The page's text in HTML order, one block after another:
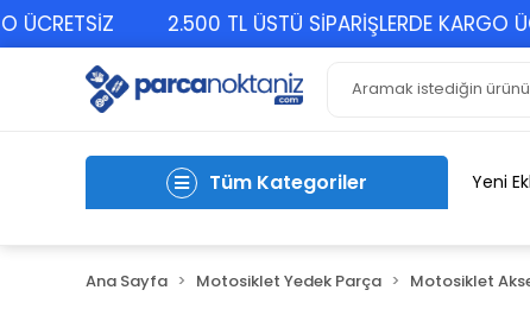
2.500 TL ÜSTÜ SİPARİŞLERDE KARGO
Tüm Kategoriler Yeni
Ana Sayfa Motosiklet Yedek Parça Motosiklet